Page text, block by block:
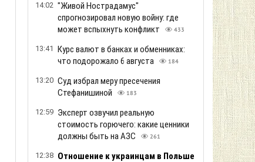
14:02 "Живой Нострадамус"
спрогнозировал новую войну: где
может вспыхнуть конфликт
433
13:41 Курс валют в банках и обменниках:
что подорожало 6 августа
184
13:20 Суд избрал меру пресечения
Стефанишиной
183
12:59 Эксперт озвучил реальную
стоимость горючего: какие ценники
должны быть на АЗС
261
12:38 Отношение к украинцам в Польше